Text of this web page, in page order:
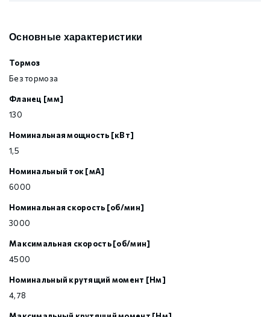
Основные характеристики
Тормоз
Без тормоза
Фланец [мм]
130
Номинальная мощность [кВт]
1,5
Номинальный ток [мА]
6000
Номинальная скорость [об/мин]
3000
Максимальная скорость [об/мин]
4500
Номинальный крутящий момент [Нм]
4,78